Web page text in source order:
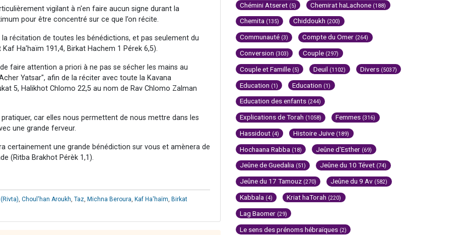
vigilant à n'en faire aucun signe durant la
pour être concentré sur ce que l’on récite.
récitation de toutes les bénédictions, et pas seulement du
Ha'haïm 191,4, Birkat Hachem 1 Pérek 6,5).
faire attention a priori à ne pas se sécher les mains au
Yatsar", afin de la réciter avec toute la Kavana
5, Halikhot Chlomo 22,5 au nom de Rav Chlomo Zalman
car elles nous permettent de nous mettre dans les
une grande ferveur.
certainement une grande bénédiction sur vous et amènera de
(Ritba Brakhot Pérèk 1,1).
Choul'han Aroukh Taz Michna Beroura Kaf Ha'haïm Birkat
Chémini Atseret (5) Chemirat haLachone (188)
Chemita (135) Chiddoukh (200)
Communauté (3) Compte du Omer (264)
Conversion (303) Couple (297)
Couple et Famille (5) Deuil (1102) Divers (5037)
Education (1) Education (1)
Education des enfants (244)
Explications de Torah (1058) Femmes (316)
Hassidout (4) Histoire Juive (189)
Hochaana Rabba (18) Jeûne d'Esther (69)
Jeûne de Guedalia (51) Jeûne du 10 Tévet (74)
Jeûne du 17 Tamouz (270) Jeûne du 9 Av (582)
Kabbala (4) Kriat haTorah (220)
Lag Baomer (29)
Le sens des prénoms hébraïques (2)